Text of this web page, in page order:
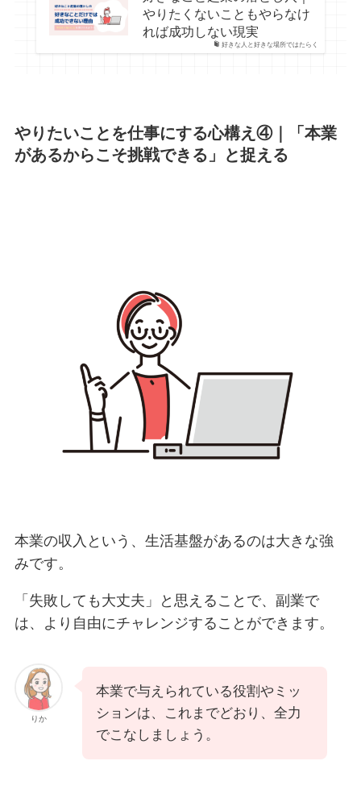
好きな人と好きな場所ではたらく
やりたくないこともやらなけ
れば成功しない現実
やりたいことを仕事にする心構え④｜「本業
があるからこそ挑戦できる」と捉える
本業の収入という、生活基盤があるのは大きな強
みです。
「失敗しても大丈夫」と思えることで、副業で
は、より自由にチャレンジすることができます。
りか
本業で与えられている役割やミッ
ションは、これまでどおり、全力
でこなしましょう。